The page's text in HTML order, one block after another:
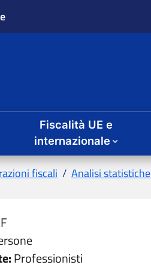
Fiscalità UE e
internazionale
fiscali Analisi statistiche
Professionisti